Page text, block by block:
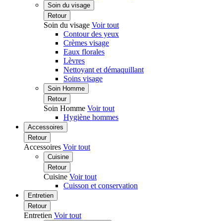
Soin du visage
Retour
Soin du visage Voir tout
Contour des yeux
Crèmes visage
Eaux florales
Lèvres
Nettoyant et démaquillant
Soins visage
Soin Homme
Retour
Soin Homme Voir tout
Hygiène hommes
Accessoires
Retour
Accessoires Voir tout
Cuisine
Retour
Cuisine Voir tout
Cuisson et conservation
Entretien
Retour
Entretien Voir tout